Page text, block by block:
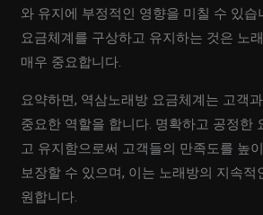
와 유지에 부정적인 영향을 미칠 수 있습
요금체계를 구상하고 유지하는 것은 노
매우 중요합니다.
요약하면, 역삼노래방 요금체계는 고객
중요한 역할을 합니다. 명확하고 공정한
고 유지함으로써 고객들의 만족도를 높
보장할 수 있으며, 이는 노래방의 지속적
원합니다.